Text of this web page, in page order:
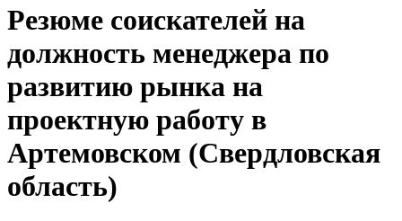
Резюме соискателей на
должность менеджера по
развитию рынка на
проектную работу в
Артемовском (Свердловская
область)